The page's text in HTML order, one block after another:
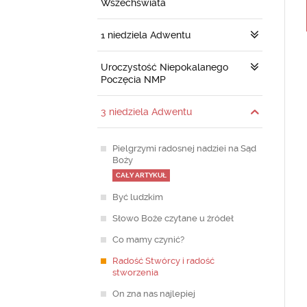
Wszechświata
1 niedziela Adwentu
Uroczystość Niepokalanego
Poczęcia NMP
3 niedziela Adwentu
Pielgrzymi radosnej nadziei na Sąd
Boży
CAŁY ARTYKUŁ
Być ludzkim
Słowo Boże czytane u źródeł
Co mamy czynić?
Radość Stwórcy i radość
stworzenia
On zna nas najlepiej